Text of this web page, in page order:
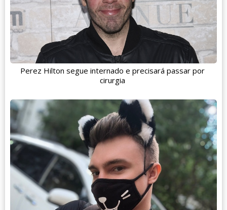
Perez Hilton segue internado e precisará passar por
cirurgia